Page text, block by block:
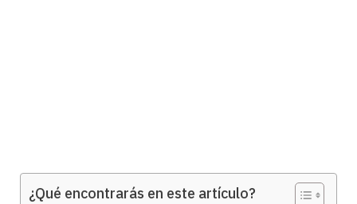
¿Qué encontrarás en este artículo?